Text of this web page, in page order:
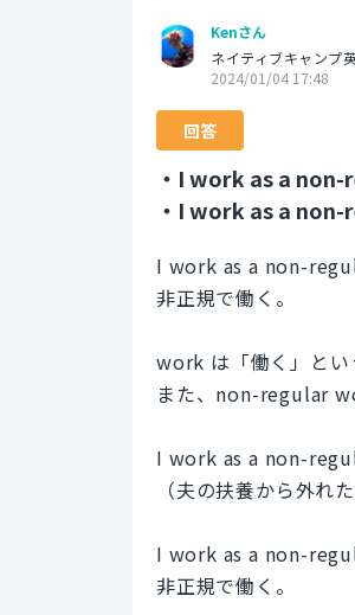
Kenさん
ネイティブキャンプ
2024/01/04 17:48
回答
・I work as a
・I work as a
I work as a non-
非正規で働く。
work は「働く」とい
また、non-regular
I work as a non-
（夫の扶養から外れ
I work as a non-
非正規で働く。